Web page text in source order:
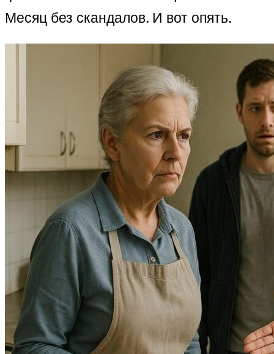
Месяц без скандалов. И вот опять.